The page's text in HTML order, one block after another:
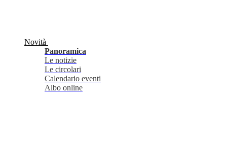
Novità
Panoramica
Le notizie
Le circolari
Calendario eventi
Albo online